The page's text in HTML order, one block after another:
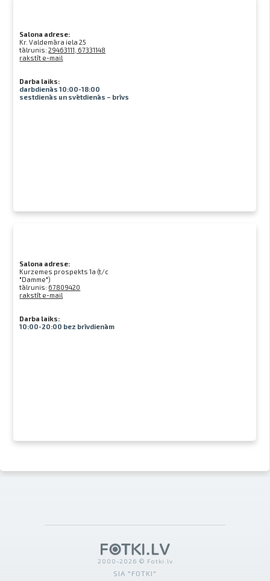
Salona adrese:
Kr. Valdemāra iela 25
tālrunis:29463111, 67331148
rakstīt e-mail
Darba laiks:
darbdienās 10:00-18:00
sestdienās un svētdienās – brīvs
Salona adrese:
Kurzemes prospekts 1a (t/c
"Damme")
tālrunis: 67809420
rakstīt e-mail
Darba laiks:
10:00-20:00 bez brīvdienām
2000-2026 © Fotki.lv
SIA "FOTKI"